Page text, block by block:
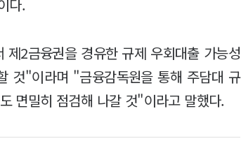
다.
2금융권을 경유한 규제 우회대출 가능성
것"이라며 "금융감독원을 통해 주담대 규
면밀히 점검해 나갈 것"이라고 말했다.